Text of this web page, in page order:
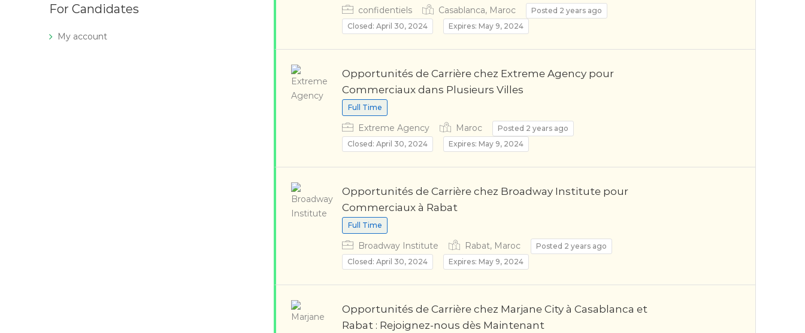
For Candidates
My account
confidentiels Casablanca, Maroc
Posted 2 years ago
Closed: April 30, 2024
Expires: May 9, 2024
Opportunités de Carrière chez Extreme Agency pour
Commerciaux dans Plusieurs Villes
Full Time
Extreme Agency Maroc
Posted 2 years ago
Closed: April 30, 2024
Expires: May 9, 2024
Opportunités de Carrière chez Broadway Institute pour
Commerciaux à Rabat
Full Time
Broadway Institute Rabat, Maroc
Posted 2 years ago
Closed: April 30, 2024
Expires: May 9, 2024
Opportunités de Carrière chez Marjane City à Casablanca et
Rabat : Rejoignez-nous dès Maintenant